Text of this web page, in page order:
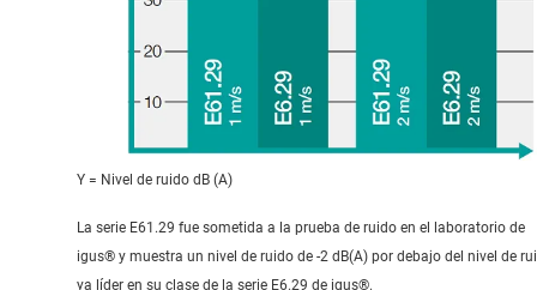
Y = Nivel de ruido dB (A)
La serie E61.29 fue sometida a la prueba de ruido en el laboratorio de
igus® y muestra un nivel de ruido de -2 dB(A) por debajo del nivel de
ya líder en su clase de la serie E6.29 de igus®.